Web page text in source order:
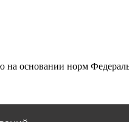
основании норм